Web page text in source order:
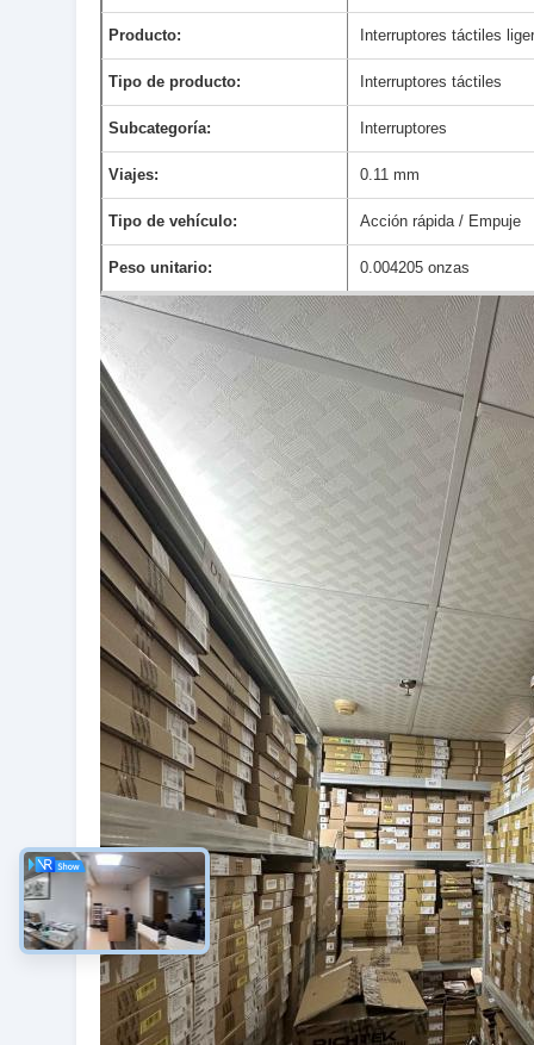
Producto: Interruptores táctiles
Tipo de producto: Interruptores táctiles
Subcategoría: Interruptores
Viajes: 0.11 mm
Tipo de vehículo: Acción rápida / Empuje
Peso unitario: 0.004205 onzas